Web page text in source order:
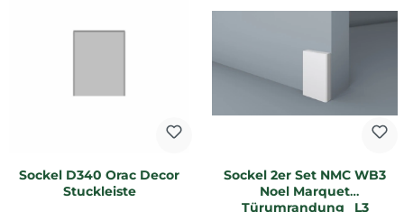
Sockel D340 Orac Decor
Stuckleiste
Sockel 2er Set NMC WB3
Noel Marquet
Türumrandung _L3